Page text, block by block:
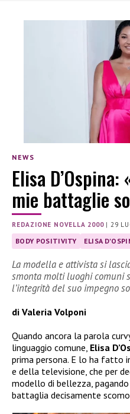
NEWS
Elisa
mie battaglie
REDAZIONE NOVELLA 2000| 29
BODY POSITIVITY ELISA
La modella e attivista si
smonta molti luoghi comuni
l’integrità del suo impegno
di Valeria Volponi
Quando ancora la parola
linguaggio comune, Elisa
prima persona. E lo ha fatto
e della televisione, che per
modello di bellezza,
battaglia decisamente